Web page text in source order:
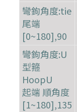
彎鉤角度:tie
尾端
[0~180],90
彎鉤角度:U
型箍
HoopU
起端 順角度
[1~180],135